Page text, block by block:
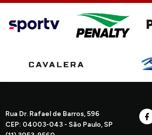
Rua Dr. Rafael de Barros, 596
CEP: 04003-043 - São Paulo, SP